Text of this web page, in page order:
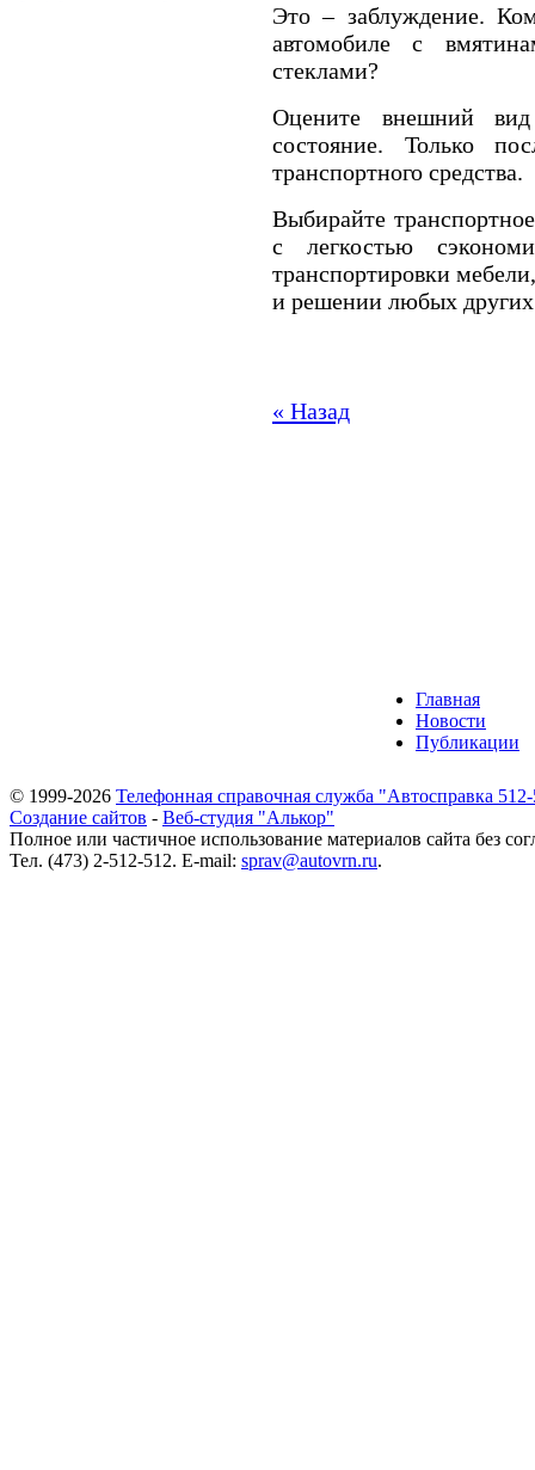
Это – заблуждение.
автомобиле с
стеклами?
Оцените внешний
состояние. Только
транспортного средства.
Выбирайте
с легкостью
транспортировки
и решении любых
« Назад
Главная
Новости
Публикации
© 1999-2026 Телефонная справочная служба "Автосправка
Создание сайтов - Веб-студия "Алькор"
Полное или частичное использование материалов сайта без
Тел. (473) 2-512-512. E-mail: sprav@autovrn.ru.